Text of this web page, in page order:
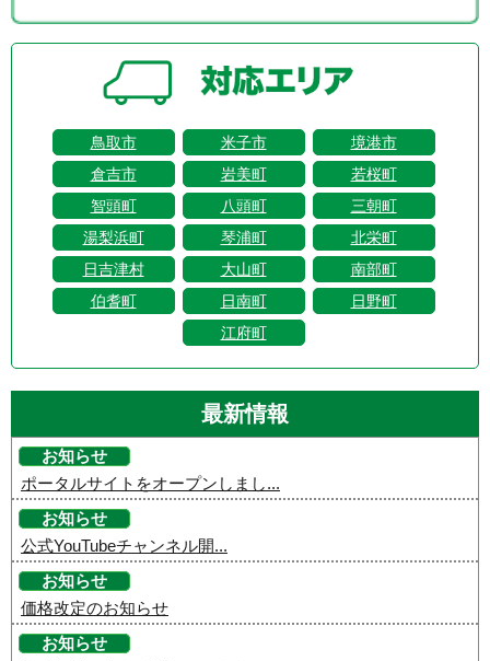
鳥取市 米子市
境港市
倉吉市
岩美町
若桜町
智頭町
八頭町
三朝町
湯梨浜町
琴浦町
北栄町
日吉津村
大山町
南部町
伯耆町
日南町
日野町
江府町
最新情報
お知らせ
ポータルサイトをオープンしまし...
お知らせ
公式YouTubeチャンネル開...
お知らせ
価格改定のお知らせ
お知らせ